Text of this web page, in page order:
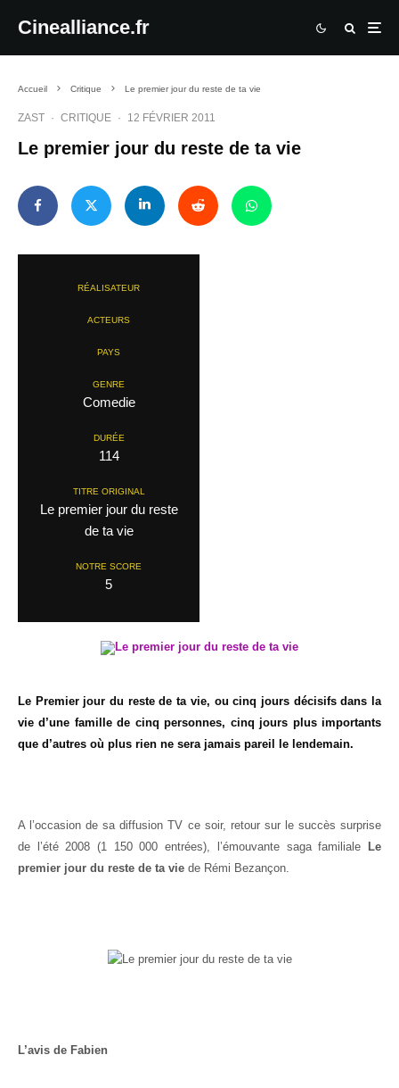
Cinealliance.fr
Accueil Critique Le premier jour du reste de ta vie
ZAST · CRITIQUE · 12 FÉVRIER 2011
Le premier jour du reste de ta vie
RÉALISATEUR
ACTEURS
PAYS
GENRE
Comedie
DURÉE
114
TITRE ORIGINAL
Le premier jour du reste
de ta vie
NOTRE SCORE
5
Le Premier jour du reste de ta vie, ou cinq jours décisifs dans la
vie d’une famille de cinq personnes, cinq jours plus importants
que d’autres où plus rien ne sera jamais pareil le lendemain.
A l’occasion de sa diffusion TV ce soir, retour sur le succès surprise
de l’été 2008 (1 150 000 entrées), l’émouvante saga familiale
Le
premier jour du reste de ta vie de Rémi Bezançon.
L’avis de Fabien